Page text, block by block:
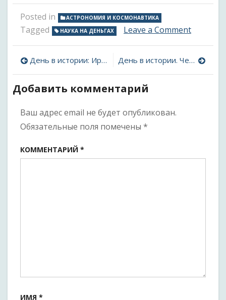
Posted in АСТРОНОМИЯ И КОСМОНАВТИКА
Tagged НАУКА НА ДЕНЬГАХ Leave a Commenton
на
деньгах:
Навигация
по
записям
День в истории: Ирен Жолио-Кюри. Вторая из семи День в истории. Человек, позволивший достроить Панамский канал
Добавить комментарий
Ваш адрес email не будет опубликован.
Обязательные поля помечены *
КОММЕНТАРИЙ *
ИМЯ *